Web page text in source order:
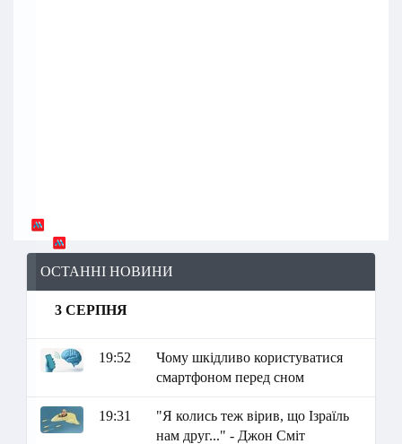
ОСТАННІ НОВИНИ
3 СЕРПНЯ
19:52
Чому шкідливо користуватися
смартфоном перед сном
19:31
"Я колись теж вірив, що Ізраїль
нам друг..." - Джон Сміт